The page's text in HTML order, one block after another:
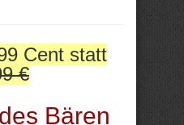
Cent statt
€
Bären